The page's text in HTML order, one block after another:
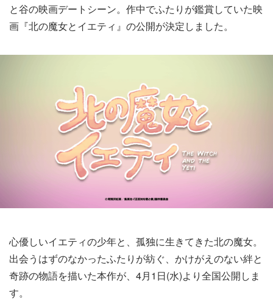
と谷の映画デートシーン。作中でふたりが鑑賞していた映
画『北の魔女とイエティ』の公開が決定しました。
心優しいイエティの少年と、孤独に生きてきた北の魔女。
出会うはずのなかったふたりが紡ぐ、かけがえのない絆と
奇跡の物語を描いた本作が、4月1日(水)より全国公開しま
す。